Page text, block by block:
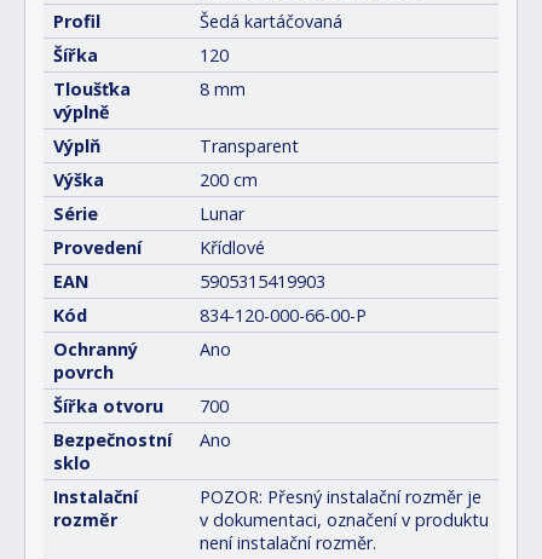
Profil
Šedá kartáčovaná
Šířka
120
Tloušťka
výplně
8 mm
Výplň
Transparent
Výška
200 cm
Série
Lunar
Provedení
Křídlové
EAN
5905315419903
Kód
834-120-000-66-00-P
Ochranný
povrch
Ano
Šířka otvoru
700
Bezpečnostní
sklo
Ano
Instalační
rozměr
POZOR: Přesný instalační rozměr je
v dokumentaci, označení v produktu
není instalační rozměr.